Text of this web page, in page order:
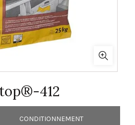
412
CONDITIONNEMENT